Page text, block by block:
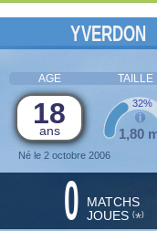
YVERDON
AGE TAILLE
18
ans
Né le 2 octobre 2006
1,80
32%
0 MATCHS
JOUES (*)